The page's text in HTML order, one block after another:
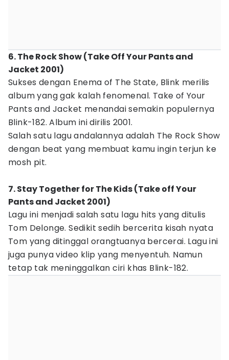
6. The Rock Show (Take Off Your Pants and
Jacket 2001)
Sukses dengan Enema of The State, Blink merilis
album yang gak kalah fenomenal. Take of Your
Pants and Jacket menandai semakin populernya
Blink-182. Album ini dirilis 2001.
Salah satu lagu andalannya adalah The Rock Show
dengan beat yang membuat kamu ingin terjun ke
mosh pit.
7. Stay Together for The Kids (Take off Your
Pants and Jacket 2001)
Lagu ini menjadi salah satu lagu hits yang ditulis
Tom Delonge. Sedikit sedih bercerita kisah nyata
Tom yang ditinggal orangtuanya bercerai. Lagu ini
juga punya video klip yang menyentuh. Namun
tetap tak meninggalkan ciri khas Blink-182.